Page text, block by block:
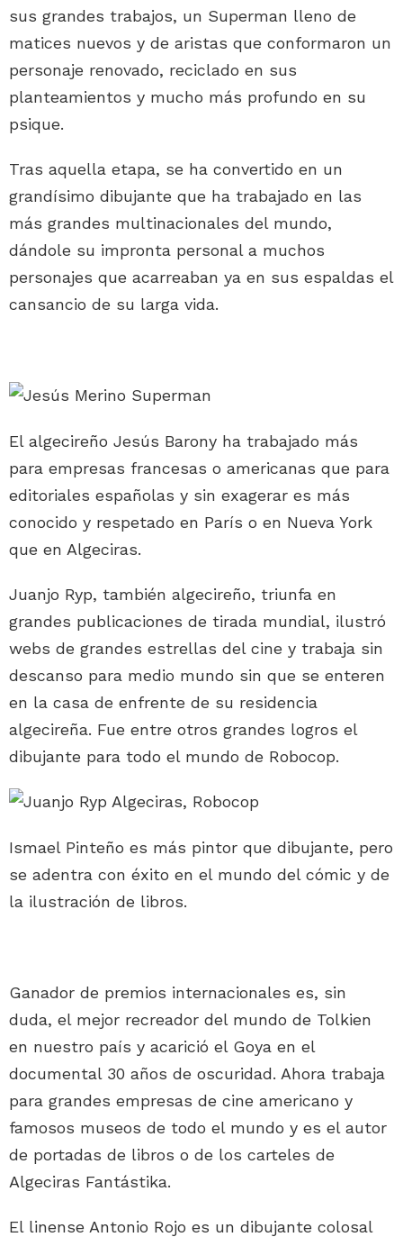
sus grandes trabajos, un Superman lleno de
matices nuevos y de aristas que conformaron un
personaje renovado, reciclado en sus
planteamientos y mucho más profundo en su
psique.
Tras aquella etapa, se ha convertido en un
grandísimo dibujante que ha trabajado en las
más grandes multinacionales del mundo,
dándole su impronta personal a muchos
personajes que acarreaban ya en sus espaldas el
cansancio de su larga vida.
El algecireño Jesús Barony ha trabajado más
para empresas francesas o americanas que para
editoriales españolas y sin exagerar es más
conocido y respetado en París o en Nueva York
que en Algeciras.
Juanjo Ryp, también algecireño, triunfa en
grandes publicaciones de tirada mundial, ilustró
webs de grandes estrellas del cine y trabaja sin
descanso para medio mundo sin que se enteren
en la casa de enfrente de su residencia
algecireña. Fue entre otros grandes logros el
dibujante para todo el mundo de Robocop.
Ismael Pinteño es más pintor que dibujante, pero
se adentra con éxito en el mundo del cómic y de
la ilustración de libros.
Ganador de premios internacionales es, sin
duda, el mejor recreador del mundo de Tolkien
en nuestro país y acarició el Goya en el
documental 30 años de oscuridad. Ahora trabaja
para grandes empresas de cine americano y
famosos museos de todo el mundo y es el autor
de portadas de libros o de los carteles de
Algeciras Fantástika.
El linense Antonio Rojo es un dibujante colosal